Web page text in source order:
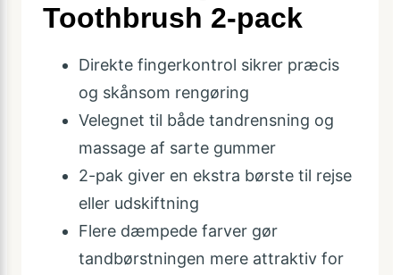
Toothbrush 2-pack
Direkte fingerkontrol sikrer præcis
og skånsom rengøring
Velegnet til både tandrensning og
massage af sarte gummer
2-pak giver en ekstra børste til rejse
eller udskiftning
Flere dæmpede farver gør
tandbørstningen mere attraktiv for